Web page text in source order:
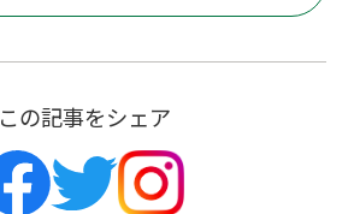
この記事をシェア